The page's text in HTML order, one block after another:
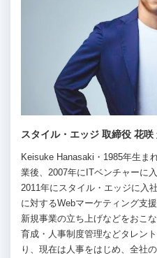
スタイル・エッジ 取締役 花咲
Keisuke Hanasaki・1985年生ま
業後、2007年にITベンチャーに
2011年にスタイル・エッジに入
に対するWebマーケティング支
新規事業の立ち上げなどをおこ
育成・人事制度管理などタレン
り、現在は人事をはじめ、全社